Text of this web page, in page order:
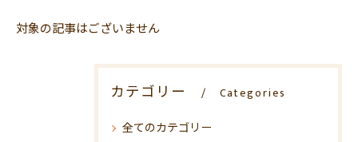
対象の記事はございません
カテゴリー Categories
全てのカテゴリー